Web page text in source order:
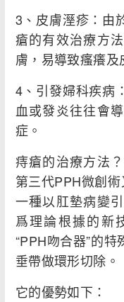
3、皮膚溼疹：由
瘡的有效治療方
膚，易導致瘙癢及
4、引發婦科疾病
血或發炎往往會
症。
痔瘡的治療方法
第三代PPH微創
一種以肛墊病變
爲理論根據的新
“PPH吻合器”的
垂帶做環形切除。
它的優勢如下：